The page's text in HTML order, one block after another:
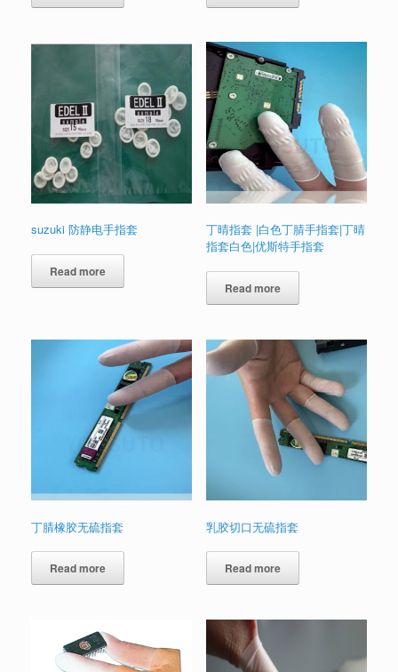
suzuki 防静电手指套
Read more
丁晴指套 |白色丁腈手指套|丁晴
指套白色|优斯特手指套
Read more
丁腈橡胶无硫指套
Read more
乳胶切口无硫指套
Read more